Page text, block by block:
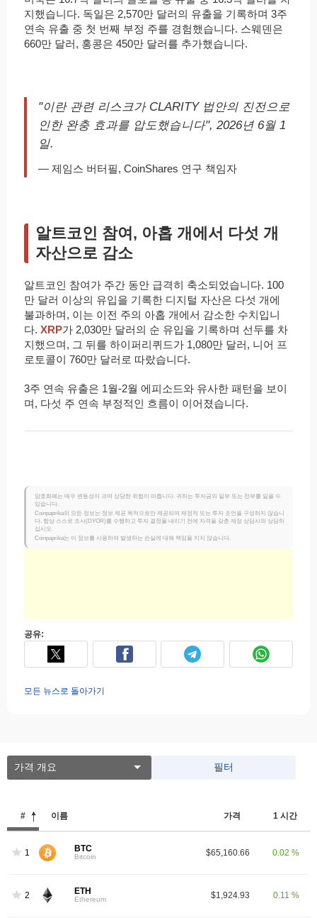
지했습니다. 독일은 2,570만 달러의 유출을 기록하며 3주
연속 유출 중 첫 번째 부정 주를 경험했습니다. 스웨덴은
660만 달러, 홍콩은 450만 달러를 추가했습니다.
"이란 관련 리스크가 CLARITY 법안의 진전으로
인한 완충 효과를 압도했습니다", 2026년 6월 1
일.
— 제임스 버터필, CoinShares 연구 책임자
알트코인 참여, 아홉 개에서 다섯 개
자산으로 감소
알트코인 참여가 주간 동안 급격히 축소되었습니다. 100
만 달러 이상의 유입을 기록한 디지털 자산은 다섯 개에
불과하며, 이는 이전 주의 아홉 개에서 감소한 수치입니
다. XRP가 2,030만 달러의 순 유입을 기록하며 선두를 차
지했으며, 그 뒤를 하이퍼리퀴드가 1,080만 달러, 니어 프
로토콜이 760만 달러로 따랐습니다.
3주 연속 유출은 1월-2월 에피소드와 유사한 패턴을 보이
며, 다섯 주 연속 부정적인 흐름이 이어졌습니다.
암호화폐는 매우 변동성이 크며 상당한 위험이 따릅니다. 귀하는 투자금의 일부 또는 전부를 잃을 수
있습니다.
Coinpaprika의 모든 정보는 정보 제공 목적으로만 제공되며 재정적 또는 투자 조언을 구성하지 않습니
다. 항상 스스로 조사(DYOR)를 수행하고 투자 결정을 내리기 전에 자격을 갖춘 재정 상담사와 상담하
십시오.
Coinpaprika는 이 정보를 사용하여 발생하는 손실에 대해 책임을 지지 않습니다.
공유:
모든 뉴스로 돌아가기
가격 개요 필터
# 이름 가격 1 시간
1 BTC
Bitcoin $65,160.66 0.02 %
2 ETH
Ethereum $1,924.93 0.11 %